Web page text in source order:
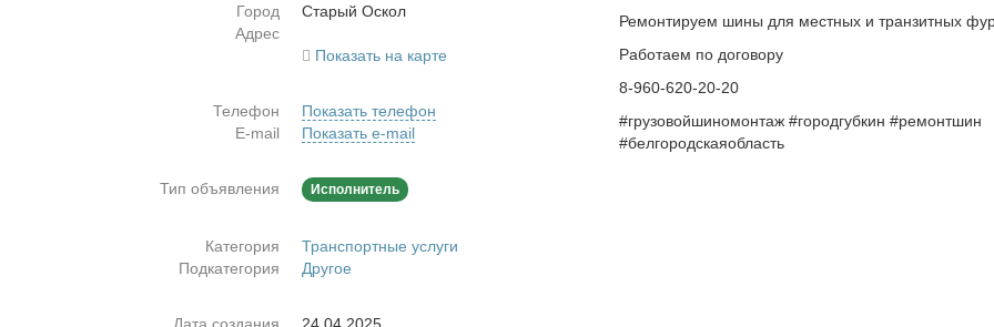
Ремонтируем шины для местных и транзитных
Работаем по договору
8-960-620-20-20
#грузовойшиномонтаж #городгубкин #ремонтшин
#белгородскаяобласть
Город
Ста­рый Оскол
Адрес
Показать на карте
Телефон
Показать телефон
E-mail
Показать e-mail
Тип объявления Исполнитель
Категория
Транспортные услуги
Подкатегория
Другое